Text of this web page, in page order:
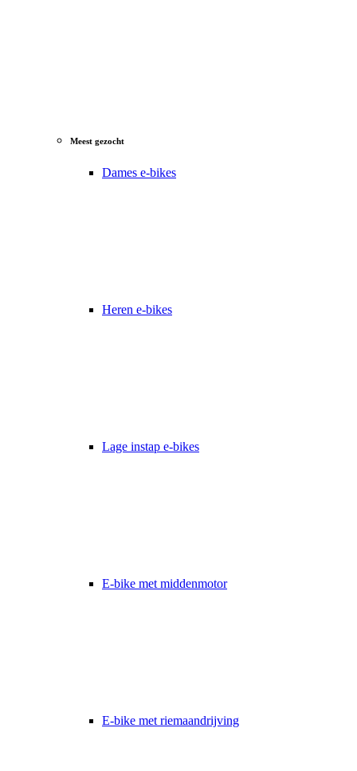
Meest gezocht
Dames e-bikes
Heren e-bikes
Lage instap e-bikes
E-bike met middenmotor
E-bike met riemaandrijving